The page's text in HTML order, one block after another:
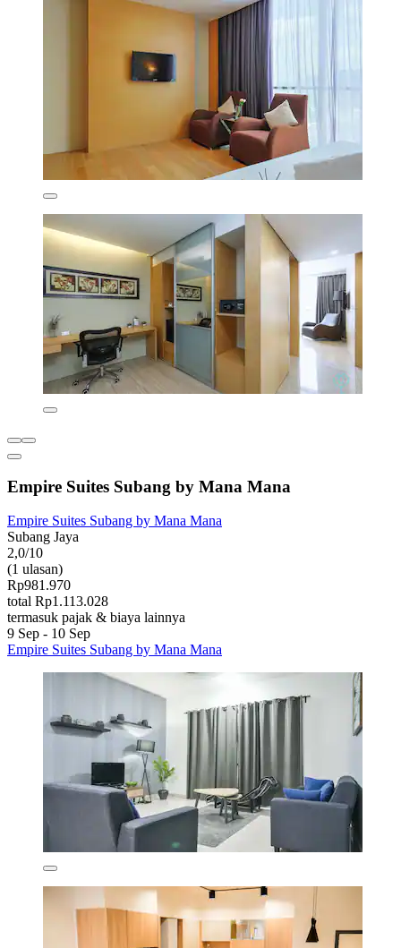
Empire Suites Subang by Mana Mana
Empire Suites Subang by Mana Mana
Subang Jaya
2,0/10
(1 ulasan)
Rp981.970
total Rp1.113.028
termasuk pajak & biaya lainnya
9 Sep - 10 Sep
Empire Suites Subang by Mana Mana